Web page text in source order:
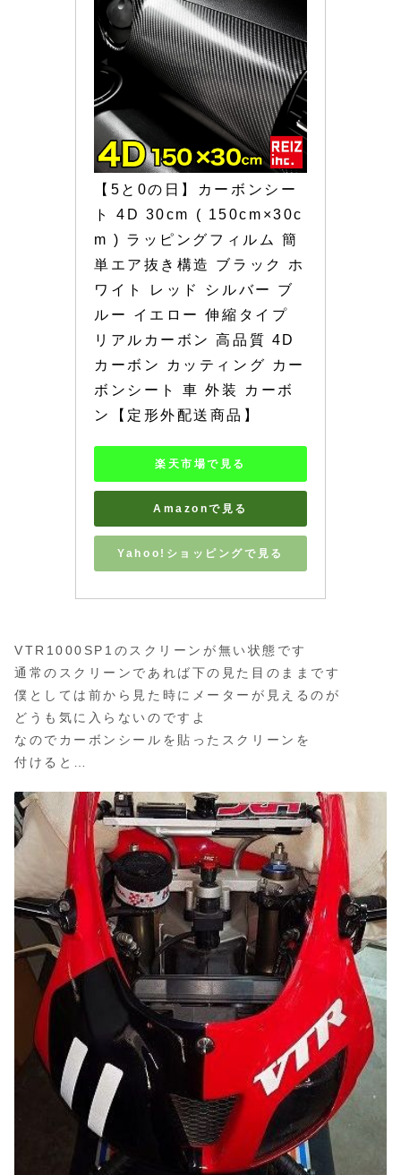
【5と0の日】カーボンシー
ト 4D 30cm ( 150cm×30c
m ) ラッピングフィルム 簡
単エア抜き構造 ブラック ホ
ワイト レッド シルバー ブ
ルー イエロー 伸縮タイプ
リアルカーボン 高品質 4D
カーボン カッティング カー
ボンシート 車 外装 カーボ
ン【定形外配送商品】
楽天市場で見る
Amazonで見る
Yahoo!ショッピングで見る
VTR1000SP1のスクリーンが無い状態です
通常のスクリーンであれば下の見た目のままです
僕としては前から見た時にメーターが見えるのが
どうも気に入らないのですよ
なのでカーボンシールを貼ったスクリーンを
付けると…